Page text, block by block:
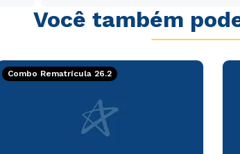
Você também
Combo Rematrícula 26.2
Rápido e fácil
WhatsApp
Rápido e fácil
WhatsApp